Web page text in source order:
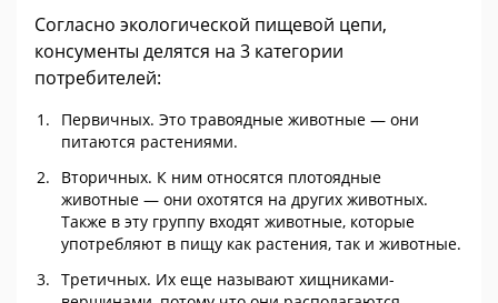
Согласно экологической пищевой цепи,
консументы делятся на 3 категории
потребителей:
Первичных. Это травоядные животные — они
питаются растениями.
Вторичных. К ним относятся плотоядные
животные — они охотятся на других животных.
Также в эту группу входят животные, которые
употребляют в пищу как растения, так и животные.
Третичных. Их еще называют хищниками-